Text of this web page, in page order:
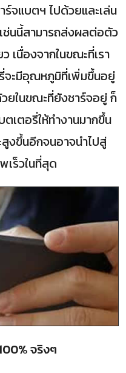
ร์จแบตฯ ไปด้วยและเล่น
ช่นนี้สามารถส่งผลต่อตัว
เนื่องจากในขณะที่เรา
จะมีอุณหภูมิที่เพิ่มขึ้นอยู่
วยในขณะที่ยังชาร์จอยู่ ก็
เตอรี่ให้ทำงานมากขึ้น
งขึ้นอีกจนอาจนำไปสู่
เร็วในที่สุด
จริงๆ